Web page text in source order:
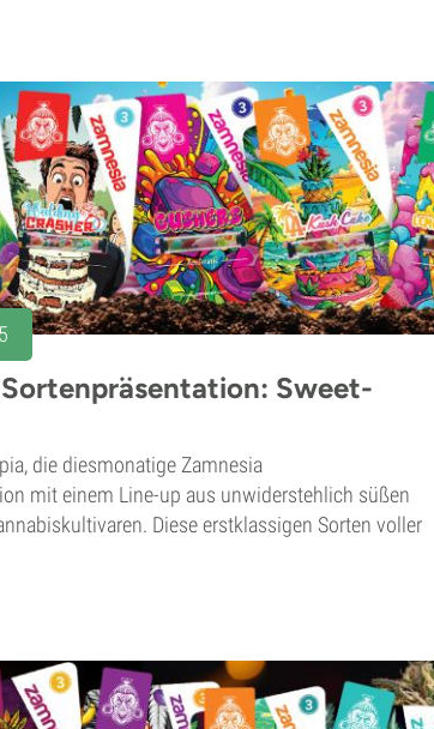
Sweet-
die diesmonatige Zamnesia
mit einem Line-up aus unwiderstehlich süßen
Diese erstklassigen Sorten voller